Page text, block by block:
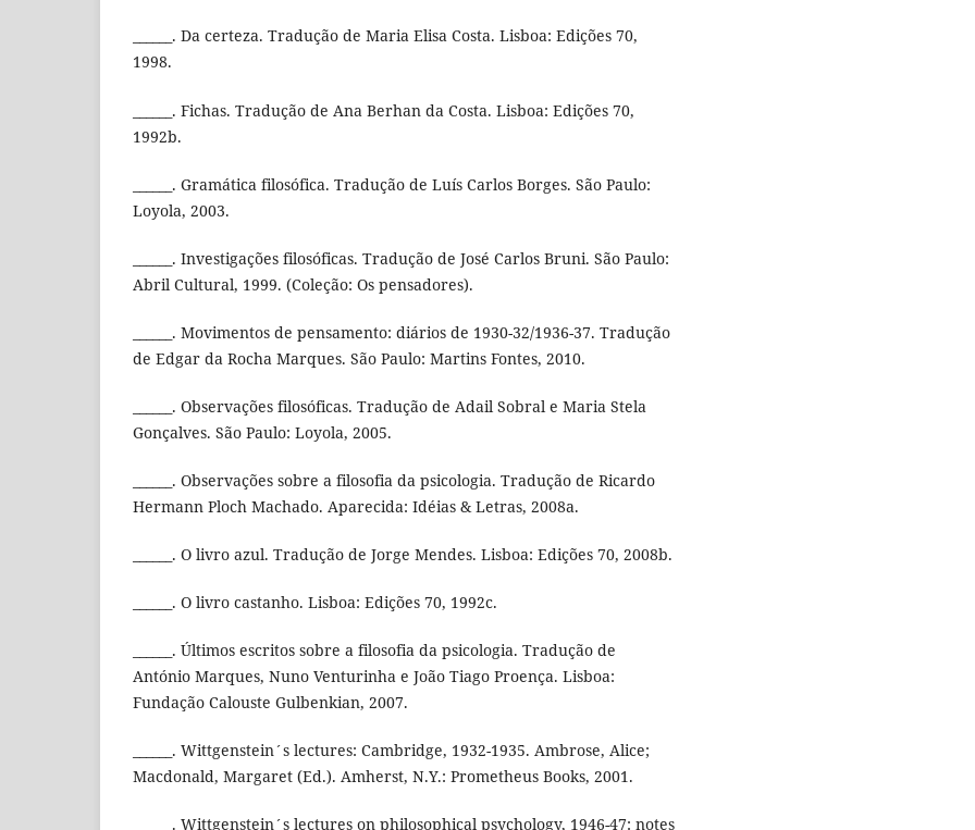
______. Da certeza. Tradução de Maria Elisa Costa. Lisboa: Edições 70,
1998.
______. Fichas. Tradução de Ana Berhan da Costa. Lisboa: Edições 70,
1992b.
______. Gramática filosófica. Tradução de Luís Carlos Borges. São Paulo:
Loyola, 2003.
______. Investigações filosóficas. Tradução de José Carlos Bruni. São Paulo:
Abril Cultural, 1999. (Coleção: Os pensadores).
______. Movimentos de pensamento: diários de 1930-32/1936-37. Tradução
de Edgar da Rocha Marques. São Paulo: Martins Fontes, 2010.
______. Observações filosóficas. Tradução de Adail Sobral e Maria Stela
Gonçalves. São Paulo: Loyola, 2005.
______. Observações sobre a filosofia da psicologia. Tradução de Ricardo
Hermann Ploch Machado. Aparecida: Idéias & Letras, 2008a.
______. O livro azul. Tradução de Jorge Mendes. Lisboa: Edições 70, 2008b.
______. O livro castanho. Lisboa: Edições 70, 1992c.
______. Últimos escritos sobre a filosofia da psicologia. Tradução de
António Marques, Nuno Venturinha e João Tiago Proença. Lisboa:
Fundação Calouste Gulbenkian, 2007.
______. Wittgenstein´s lectures: Cambridge, 1932-1935. Ambrose, Alice;
Macdonald, Margaret (Ed.). Amherst, N.Y.: Prometheus Books, 2001.
______. Wittgenstein´s lectures on philosophical psychology, 1946-47: notes